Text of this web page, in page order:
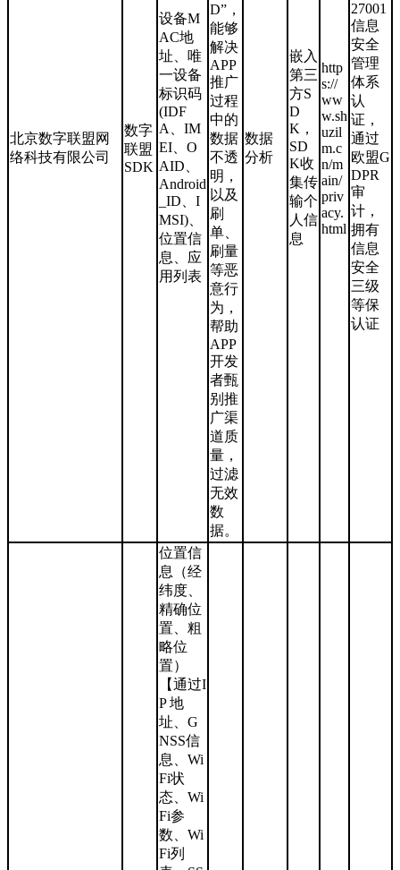
北京数字联盟网
络科技有限公司
数字
联盟
SDK
设备M
AC地
址、唯
一设备
标识码
(IDF
A、IM
EI、O
AID、
Android
_ID、I
MSI)、
位置信
息、应
用列表
D”，
能够
解决
APP
推广
过程
中的
数据
不透
明，
以及
刷
单、
刷量
等恶
意行
为，
帮助
APP
开发
者甄
别推
广渠
道质
量，
过滤
无效
数
据。
数据
分析
嵌入
第三
方S
D
K，
SD
K收
集传
输个
人信
息
http
s://
ww
w.sh
uzil
m.c
n/m
ain/
priv
acy.
html
27001
信息
安全
管理
体系
认
证，
通过
欧盟G
DPR
审
计，
拥有
信息
安全
三级
等保
认证
位置信
息（经
纬度、
精确位
置、粗
略位
置）
【通过I
P 地
址、G
NSS信
息、Wi
Fi状
态、Wi
Fi参
数、Wi
Fi列